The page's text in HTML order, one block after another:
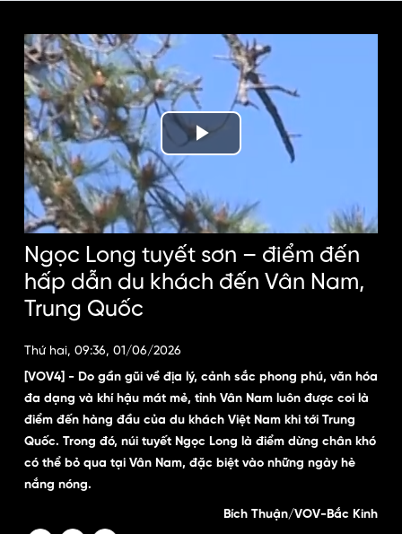
Play
Video
Ngọc Long tuyết sơn – điểm đến
hấp dẫn du khách đến Vân Nam,
Trung Quốc
Thứ hai, 09:36, 01/06/2026
[VOV4] - Do gần gũi về địa lý, cảnh sắc phong phú, văn hóa
đa dạng và khí hậu mát mẻ, tỉnh Vân Nam luôn được coi là
điểm đến hàng đầu của du khách Việt Nam khi tới Trung
Quốc. Trong đó, núi tuyết Ngọc Long là điểm dừng chân khó
có thể bỏ qua tại Vân Nam, đặc biệt vào những ngày hè
nắng nóng.
Bích Thuận/VOV-Bắc Kinh